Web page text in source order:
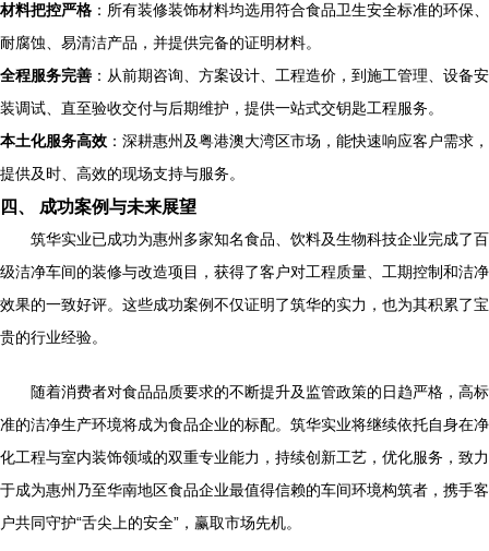
材料把控严格 ：所有装修装饰材料均选用符合食品卫生安全标准的环保、
耐腐蚀、易清洁产品，并提供完备的证明材料。
全程服务完善 ：从前期咨询、方案设计、工程造价，到施工管理、设备安
装调试、直至验收交付与后期维护，提供一站式交钥匙工程服务。
本土化服务高效 ：深耕惠州及粤港澳大湾区市场，能快速响应客户需求，
提供及时、高效的现场支持与服务。
四、 成功案例与未来展望
筑华实业已成功为惠州多家知名食品、饮料及生物科技企业完成了百
级洁净车间的装修与改造项目，获得了客户对工程质量、工期控制和洁净
效果的一致好评。这些成功案例不仅证明了筑华的实力，也为其积累了宝
贵的行业经验。
随着消费者对食品品质要求的不断提升及监管政策的日趋严格，高标
准的洁净生产环境将成为食品企业的标配。筑华实业将继续依托自身在净
化工程与室内装饰领域的双重专业能力，持续创新工艺，优化服务，致力
于成为惠州乃至华南地区食品企业最值得信赖的车间环境构筑者，携手客
户共同守护“舌尖上的安全”，赢取市场先机。